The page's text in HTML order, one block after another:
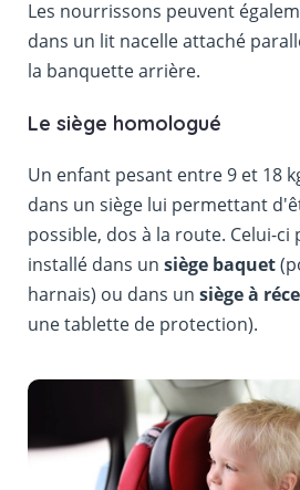
Les nourrissons peuvent
dans un lit nacelle attaché
la banquette arrière.
Le siège homologué
Un enfant pesant entre 9 et 18
dans un siège lui permettant
possible, dos à la route. Celui-
installé dans un siège baquet
harnais) ou dans un siège à
une tablette de protection).